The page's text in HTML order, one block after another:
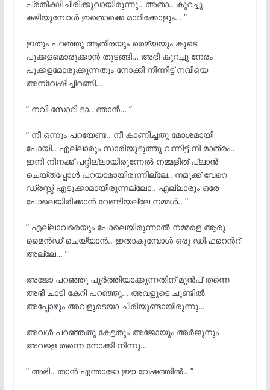
പ്രതീക്ഷിചിരിക്കുവായിരുന്നു.. അതാ.. കുറച്ചു
കഴിയുമ്പോൾ ഇതൊക്കെ മാറിക്കോളും… ”
ഇതും പറഞ്ഞു ആതിരയും രെമ്യയും കൂടെ
പൂക്കളമൊരുക്കാൻ തുടങ്ങി… അഭി കുറച്ചു നേരം
പൂക്കളമോരുക്കുന്നതും നോക്കി നിന്നിട്ട് നവിയെ
അന്വേഷിച്ചിറങ്ങി…
” നവി സോറി ടാ.. ഞാൻ… ”
” നീ ഒന്നും പറയേണ്ട.. നീ കാണിച്ചതു മോശമായി
പോയി.. എല്ലാരും സാരിയുടുത്തു വന്നിട്ട് നീ മാത്രം..
ഇനി നിനക്ക് പറ്റില്ലായിരുന്നേൽ നമ്മളിത് പ്ലാൻ
ചെയ്തപ്പോൾ പറയാമായിരുന്നില്ലേ.. നമുക്ക് വേറെ
ഡ്രസ്സ്‌ എടുക്കാമായിരുന്നല്ലോ.. എല്ലാരും ഒരേ
പോലെയിരിക്കാൻ വേണ്ടിയല്ലേ നമ്മൾ.. ”
” എല്ലാവരെയും പോലെയിരുന്നാൽ നമ്മളെ ആരു
മൈൻഡ് ചെയ്യാൻ.. ഇതാകുമ്പോൾ ഒരു ഡിഫറെൻറ്
അല്ലേ… ”
അജോ പറഞ്ഞു പൂർത്തിയാക്കുന്നതിന് മുൻപ് തന്നെ
അഭി ചാടി കേറി പറഞ്ഞു… അവളുടെ ചുണ്ടിൽ
അപ്പോഴും അവളുടെയാ ചിരിയുണ്ടായിരുന്നു…
അവൾ പറഞ്ഞതു കേട്ടതും അജോയും അർജുനും
അവളെ തന്നെ നോക്കി നിന്നു…
” അഭി.. താൻ എന്താടോ ഈ വേഷത്തിൽ.. ”